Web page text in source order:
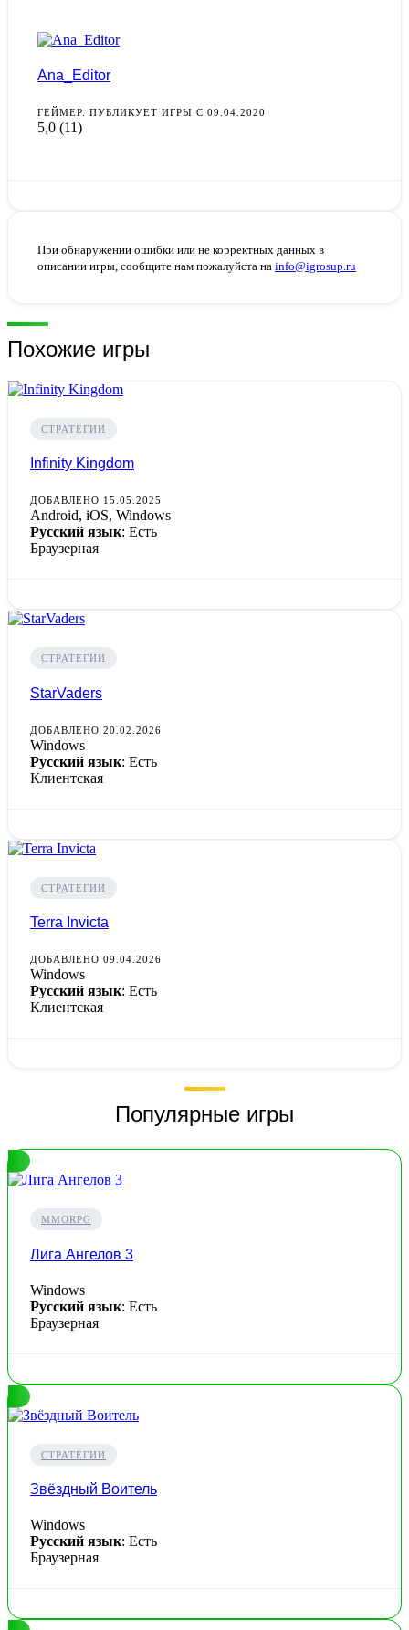
Ana_Editor
ГЕЙМЕР. ПУБЛИКУЕТ ИГРЫ С 09.04.2020
5,0 (11)
При обнаружении ошибки или не корректных данных в
описании игры, сообщите нам пожалуйста на info@igrosup.ru
Похожие игры
СТРАТЕГИИ
Infinity Kingdom
ДОБАВЛЕНО 15.05.2025
Android, iOS, Windows
Русский язык: Есть
Браузерная
СТРАТЕГИИ
StarVaders
ДОБАВЛЕНО 20.02.2026
Windows
Русский язык: Есть
Клиентская
СТРАТЕГИИ
Terra Invicta
ДОБАВЛЕНО 09.04.2026
Windows
Русский язык: Есть
Клиентская
Популярные игры
MMORPG
Лига Ангелов 3
Windows
Русский язык: Есть
Браузерная
СТРАТЕГИИ
Звёздный Воитель
Windows
Русский язык: Есть
Браузерная